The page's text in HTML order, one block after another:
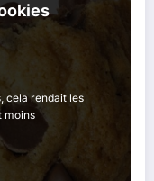
cela rendait les
moins